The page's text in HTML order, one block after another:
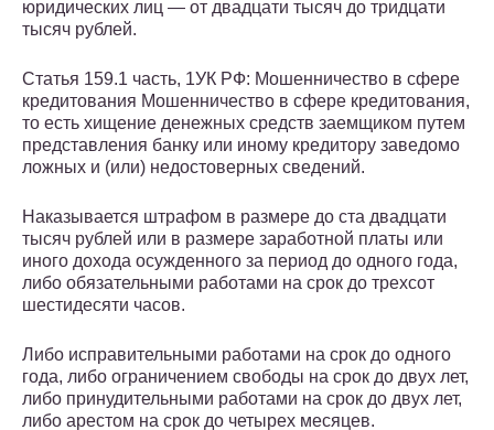
юридических лиц — от двадцати тысяч до тридцати
тысяч рублей.
Статья 159.1 часть, 1УК РФ: Мошенничество в сфере
кредитования Мошенничество в сфере кредитования,
то есть хищение денежных средств заемщиком путем
представления банку или иному кредитору заведомо
ложных и (или) недостоверных сведений.
Наказывается штрафом в размере до ста двадцати
тысяч рублей или в размере заработной платы или
иного дохода осужденного за период до одного года,
либо обязательными работами на срок до трехсот
шестидесяти часов.
Либо исправительными работами на срок до одного
года, либо ограничением свободы на срок до двух лет,
либо принудительными работами на срок до двух лет,
либо арестом на срок до четырех месяцев.